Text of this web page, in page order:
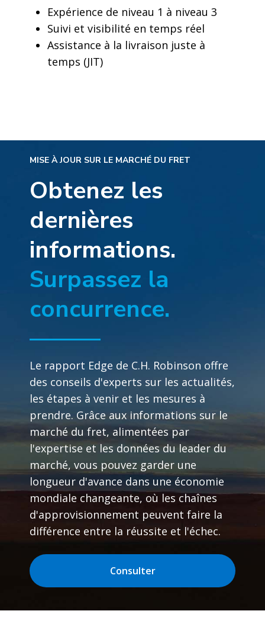
Expérience de niveau 1 à niveau 3
Suivi et visibilité en temps réel
Assistance à la livraison juste à
temps (JIT)
MISE À JOUR SUR LE MARCHÉ DU FRET
Obtenez les
dernières
informations.
Surpassez la
concurrence.
Le rapport Edge de C.H. Robinson offre
des conseils d'experts sur les actualités,
les étapes à venir et les mesures à
prendre. Grâce aux informations sur le
marché du fret, alimentées par
l'expertise et les données du leader du
marché, vous pouvez garder une
longueur d'avance dans une économie
mondiale changeante, où les chaînes
d'approvisionnement peuvent faire la
différence entre la réussite et l'échec.
Consulter